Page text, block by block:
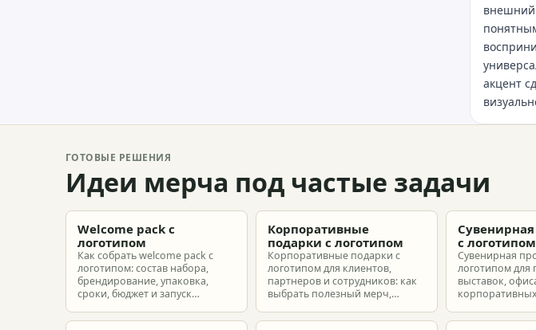
внешний
акцент
ГОТОВЫЕ РЕШЕНИЯ
Идеи мерча под частые задачи
Welcome pack с
логотипом
Как собрать welcome pack с
логотипом: состав набора,
брендирование, упаковка,
сроки, бюджет и запуск
новых сотрудников.
Корпоративные
подарки с логотипом
Корпоративные подарки с
логотипом для клиентов,
партнеров и сотрудников: как
выбрать полезный мерч,
подготовить заказ без лишнего
с логотипом
Сувенирная
логотипом для
выставок,
макет и